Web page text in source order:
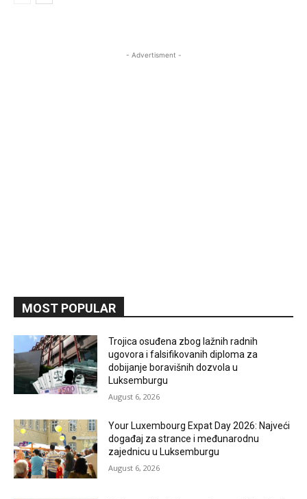
- Advertisment -
MOST POPULAR
Trojica osuđena zbog lažnih radnih
ugovora i falsifikovanih diploma za
dobijanje boravišnih dozvola u
Luksemburgu
August 6, 2026
Your Luxembourg Expat Day 2026: Najveći
događaj za strance i međunarodnu
zajednicu u Luksemburgu
August 6, 2026